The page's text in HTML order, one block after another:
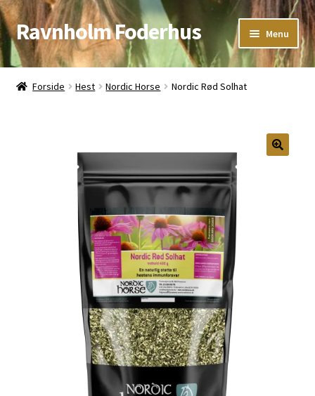
Spring
til
navigation
Spring
til
indhold
Ravnholm Foderhus Menu
Åbningstider
Forside Hest Nordic Horse Nordic Rød Solhat